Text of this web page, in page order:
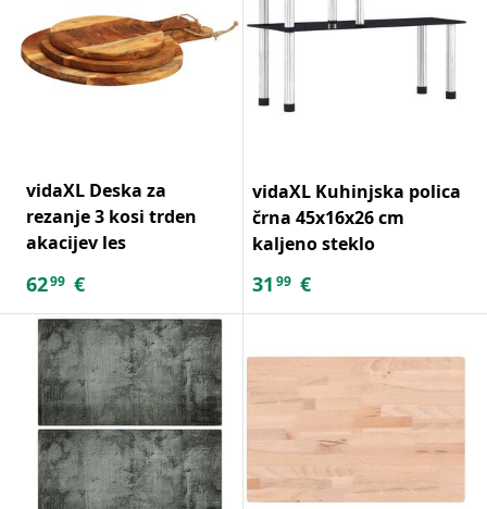
vidaXL Deska za
rezanje 3 kosi trden
akacijev les
6299 €
vidaXL Kuhinjska polica
črna 45x16x26 cm
kaljeno steklo
31 99 €